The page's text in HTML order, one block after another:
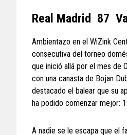
Real Madrid 87
Ambientazo en el WiZink
consecutiva del torneo
que inició allá por el mes de
con una canasta de Bojan
destacado el balear que su
ha podido comenzar mejor:
A nadie se le escapa que el